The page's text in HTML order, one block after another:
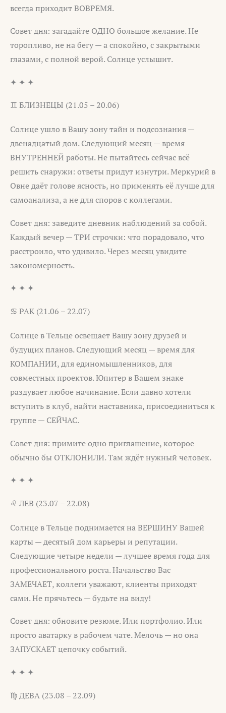
всегда приходит ВОВРЕМЯ.
Совет дня: загадайте ОДНО большое желание. Не
торопливо, не на бегу — а спокойно, с закрытыми
глазами, с полной верой. Солнце услышит.
✦ ✦ ✦
♊ БЛИЗНЕЦЫ (21.05 – 20.06)
Солнце ушло в Вашу зону тайн и подсознания —
двенадцатый дом. Следующий месяц — время
ВНУТРЕННЕЙ работы. Не пытайтесь сейчас всё
решить снаружи: ответы придут изнутри. Меркурий в
Овне даёт голове ясность, но применять её лучше для
самоанализа, а не для споров с коллегами.
Совет дня: заведите дневник наблюдений за собой.
Каждый вечер — ТРИ строчки: что порадовало, что
расстроило, что удивило. Через месяц увидите
закономерность.
✦ ✦ ✦
♋ РАК (21.06 – 22.07)
Солнце в Тельце освещает Вашу зону друзей и
будущих планов. Следующий месяц — время для
КОМПАНИИ, для единомышленников, для
совместных проектов. Юпитер в Вашем знаке
раздувает любое начинание. Если давно хотели
вступить в клуб, найти наставника, присоединиться к
группе — СЕЙЧАС.
Совет дня: примите одно приглашение, которое
обычно бы ОТКЛОНИЛИ. Там ждёт нужный человек.
✦ ✦ ✦
♌ ЛЕВ (23.07 – 22.08)
Солнце в Тельце поднимается на ВЕРШИНУ Вашей
карты — десятый дом карьеры и репутации.
Следующие четыре недели — лучшее время года для
профессионального роста. Начальство Вас
ЗАМЕЧАЕТ, коллеги уважают, клиенты приходят
сами. Не прячьтесь — будьте на виду!
Совет дня: обновите резюме. Или портфолио. Или
просто аватарку в рабочем чате. Мелочь — но она
ЗАПУСКАЕТ цепочку событий.
✦ ✦ ✦
♍ ДЕВА (23.08 – 22.09)